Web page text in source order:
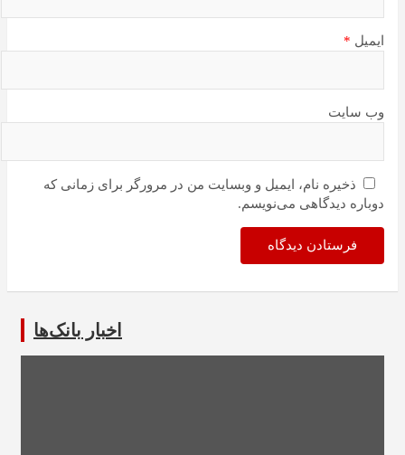
ایمیل *
وب‌ سایت
ذخیره نام، ایمیل و وبسایت من در مرورگر برای زمانی که
دوباره دیدگاهی می‌نویسم.
اخبار بانک‌ها